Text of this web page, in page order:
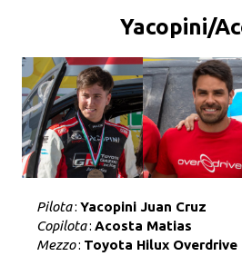
Yacopini/
Pilota: Yacopini Juan Cruz
Copilota: Acosta Matias
Mezzo: Toyota Hilux Overdrive